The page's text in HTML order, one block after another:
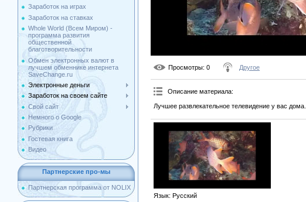
Заработок на играх
Заработок на ставках
Whole World (Всем Миром) -
программа развития
общественной
благотворительности
Обмен электронных валют в
лучшем обменнике интернета
SaveChange.ru
Электронные деньги
Заработок на своем сайте
Свой сайт
Немного о Google
Рубрики
Гостевая книга
Видео
Партнерские про-мы
Партнерская программа от NOLIX
Просмотры: 0 Другое
Описание материала:
Лучшее развлекательное телевидение у вас дома.
Язык: Русский